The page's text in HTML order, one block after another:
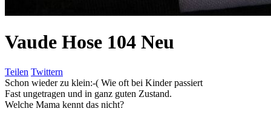
Vaude Hose 104 Neu
Teilen Twittern
Schon wieder zu klein:-( Wie oft bei Kinder passiert
Fast ungetragen und in ganz guten Zustand.
Welche Mama kennt das nicht?